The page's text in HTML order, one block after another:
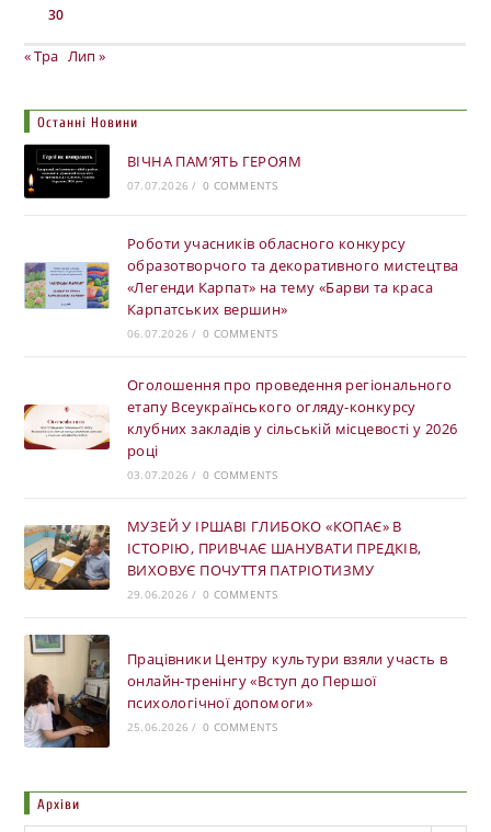
30
« Тра Лип »
Останні Новини
ВІЧНА ПАМ’ЯТЬ ГЕРОЯМ
07.07.2026 / 0 COMMENTS
Роботи учасників обласного конкурсу
образотворчого та декоративного мистецтва
«Легенди Карпат» на тему «Барви та краса
Карпатських вершин»
06.07.2026 / 0 COMMENTS
Оголошення про проведення регіонального
етапу Всеукраїнського огляду-конкурсу
клубних закладів у сільській місцевості у 2026
році
03.07.2026 / 0 COMMENTS
МУЗЕЙ У ІРШАВІ ГЛИБОКО «КОПАЄ» В
ІСТОРІЮ, ПРИВЧАЄ ШАНУВАТИ ПРЕДКІВ,
ВИХОВУЄ ПОЧУТТЯ ПАТРІОТИЗМУ
29.06.2026 / 0 COMMENTS
Працівники Центру культури взяли участь в
онлайн-тренінгу «Вступ до Першої
психологічної допомоги»
25.06.2026 / 0 COMMENTS
Архіви